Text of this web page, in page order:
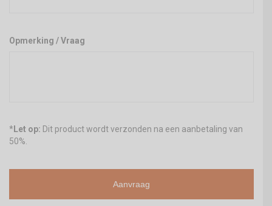
Opmerking / Vraag
* Let op: Dit product wordt verzonden na een aanbetaling van
50%.